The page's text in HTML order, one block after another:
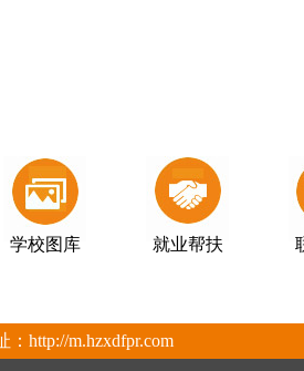
学校图库 就业帮扶
： http://m.hzxdfpr.com